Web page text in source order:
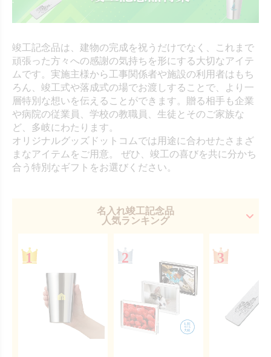
竣工記念品は、建物の完成を祝うだけでなく、これまで
頑張った方々への感謝の気持ちを形にする大切なアイテ
ムです。実施主様から工事関係者や施設の利用者はもち
ろん、竣工式や落成式の場でお渡しすることで、より一
層特別な想いを伝えることができます。贈る相手も企業
や病院の従業員、学校の教職員、生徒とそのご家族な
ど、多岐にわたります。
オリジナルグッズドットコムでは用途に合わせたさまざ
まなアイテムをご用意。 ぜひ、竣工の喜びを共に分かち
合う特別なギフトをお選びください。
名入れ竣工記念品
人気ランキング